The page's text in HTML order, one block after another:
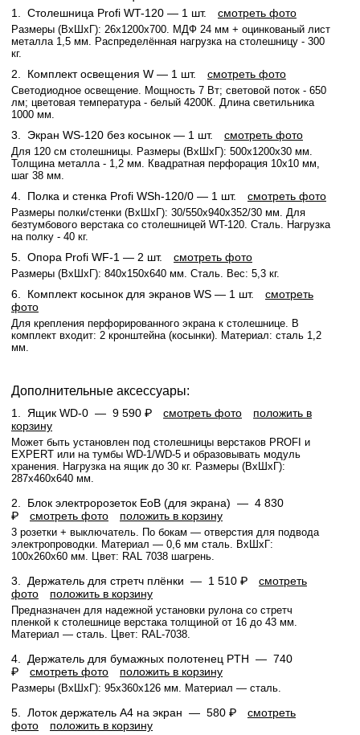
1. Столешница Profi WT-120 — 1 шт. смотреть фото
Размеры (ВхШхГ): 26x1200x700. МДФ 24 мм + оцинкованый лист
металла 1,5 мм. Распределённая нагрузка на столешницу - 300
кг.
2. Комплект освещения W — 1 шт. смотреть фото
Светодиодное освещение. Мощность 7 Вт; световой поток - 650
лм; цветовая температура - белый 4200К. Длина светильника
1000 мм.
3. Экран WS-120 без косынок — 1 шт. смотреть фото
Для 120 см столешницы. Размеры (ВхШхГ): 500x1200x30 мм.
Толщина металла - 1,2 мм. Квадратная перфорация 10х10 мм,
шаг 38 мм.
4. Полка и стенка Profi WSh-120/0 — 1 шт. смотреть фото
Размеры полки/стенки (ВхШхГ): 30/550x940x352/30 мм. Для
безтумбового верстака со столешницей WT-120. Сталь. Нагрузка
на полку - 40 кг.
5. Опора Profi WF-1 — 2 шт. смотреть фото
Размеры (ВхШхГ): 840x150x640 мм. Сталь. Вес: 5,3 кг.
6. Комплект косынок для экранов WS — 1 шт.
смотреть
фото
Для крепления перфорированного экрана к столешнице. В
комплект входит: 2 кронштейна (косынки). Материал: сталь 1,2
мм.
Дополнительные аксессуары:
1. Ящик WD-0 — 9 590 ₽ смотреть фото
положить в
корзину
Может быть установлен под столешницы верстаков PROFI и
EXPERT или на тумбы WD-1/WD-5 и образовывать модуль
хранения. Нагрузка на ящик до 30 кг. Размеры (ВхШхГ):
287x460x640 мм.
2. Блок электророзеток EoB (для экрана) — 4 830
₽
смотреть фото положить в корзину
3 розетки + выключатель. По бокам — отверстия для подвода
электропроводки. Материал — 0,6 мм сталь. ВхШхГ:
100х260х60 мм. Цвет: RAL 7038 шагрень.
3. Держатель для стретч плёнки — 1 510 ₽
смотреть
фото
положить в корзину
Предназначен для надежной установки рулона со стретч
пленкой к столешнице верстака толщиной от 16 до 43 мм.
Материал — сталь. Цвет: RAL-7038.
4. Держатель для бумажных полотенец PTH — 740
₽
смотреть фото положить в корзину
Размеры (ВхШхГ): 95x360x126 мм. Материал — сталь.
5. Лоток держатель А4 на экран — 580 ₽
смотреть
фото
положить в корзину